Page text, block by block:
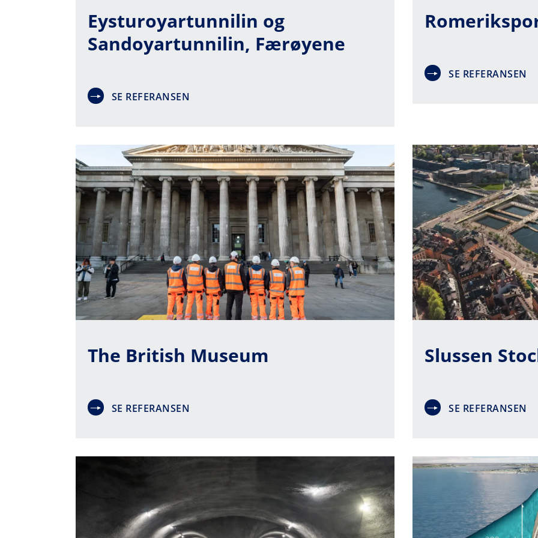
Eysturoyartunnilin og
Sandoyartunnilin, Færøyene
SE REFERANSEN
SE REFERANSEN
The British Museum
SE REFERANSEN
Slussen
SE REFERANSEN